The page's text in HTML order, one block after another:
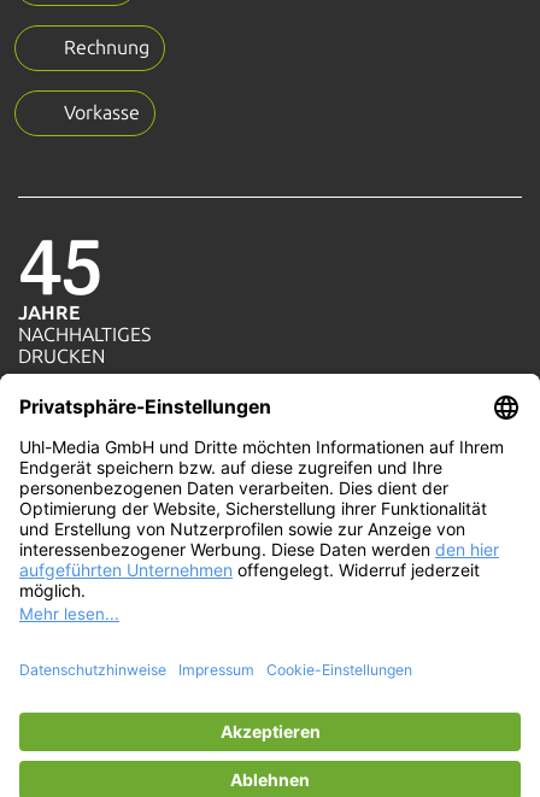
Rechnung
Vorkasse
45
JAHRE
NACHHALTIGES
DRUCKEN
1=1
AKTION
JE AUFTRAG WIRD
EIN BAUM GEPFLANZT
100%
WIR
PRODUZIEREN MIT
© Uhl-Media GmbH. Die umweltfreundliche
Online-Druckerei mit persönlichem Service und